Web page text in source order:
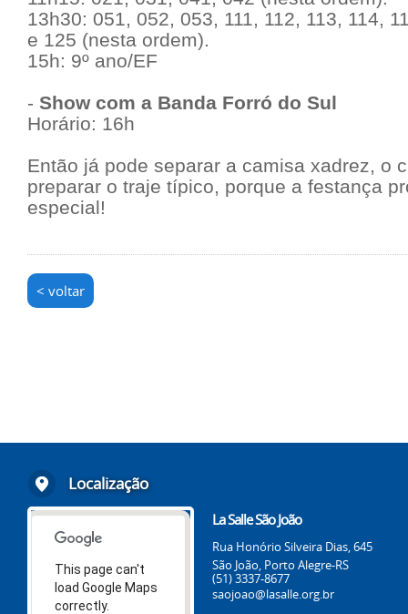
13h30: 051, 052, 053, 111, 112, 113, 114,
e 125 (nesta ordem).
15h: 9º ano/EF
- Show com a Banda Forró do Sul
Horário: 16h
Então já pode separar a camisa xadrez, o
preparar o traje típico, porque a festança
especial!
< voltar
Localização
This page can't
load Google Maps
correctly.
La Salle São João
Rua Honório Silveira Dias, 645
São João, Porto Alegre-RS
(51) 3337-8677
saojoao@lasalle.org.br